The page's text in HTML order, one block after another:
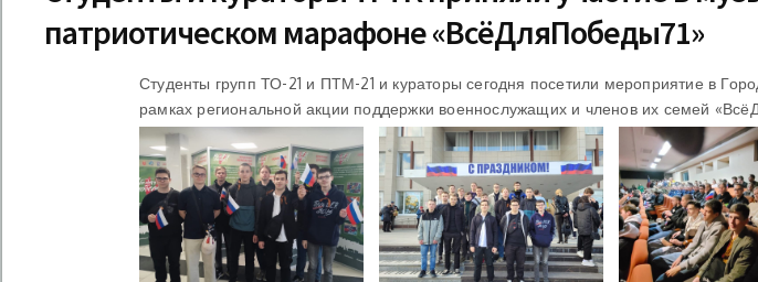
патриотическом марафоне «ВсёДляПобеды71»
Студенты групп ТО-21 и ПТМ-21 и кураторы сегодня посетили мероприятие в
рамках региональной акции поддержки военнослужащих и членов их семей